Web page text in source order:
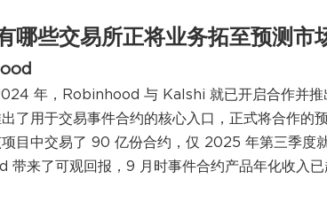
哪些交易所正将业务拓至预测市
年，Robinhood 与 Kalshi 就已开启合作并
了用于交易事件合约的核心入口，正式将合作的
项目中交易了 90 亿份合约，仅 2025 年第三季度
带来了可观回报，9 月时事件合约产品年化收入